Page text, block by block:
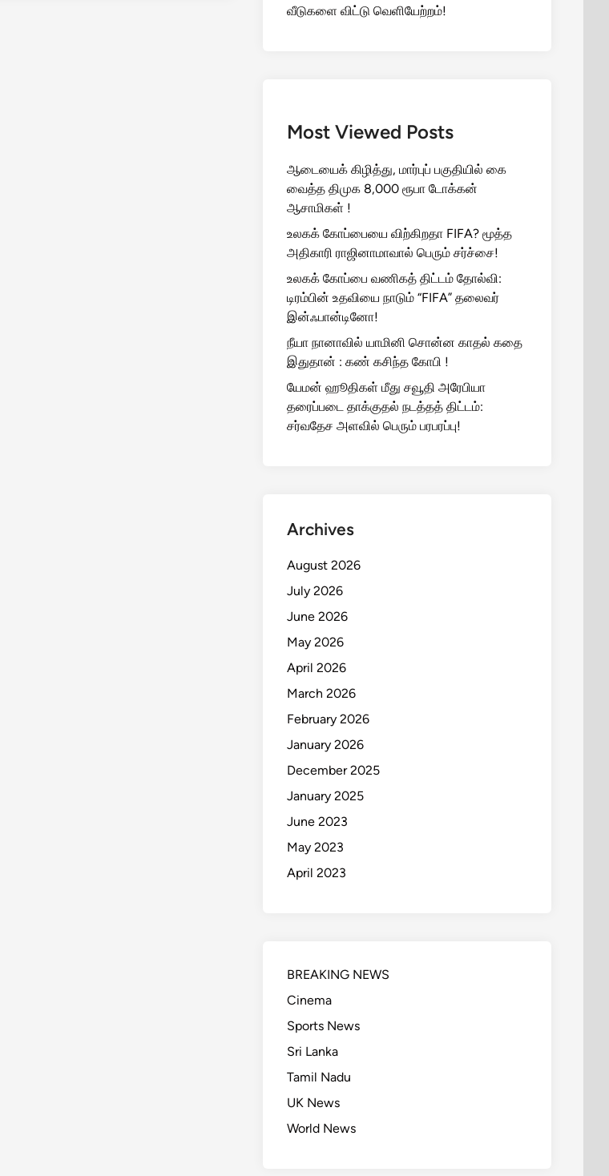
வீடுகளை விட்டு வெளியேற்றம்!
Most Viewed Posts
ஆடையைக் கிழித்து, மார்புப் பகுதியில் கை
வைத்த திமுக 8,000 ரூபா டோக்கன்
ஆசாமிகள் !
உலகக் கோப்பையை விற்கிறதா FIFA? மூத்த
அதிகாரி ராஜினாமாவால் பெரும் சர்ச்சை!
உலகக் கோப்பை வணிகத் திட்டம் தோல்வி:
டிரம்பின் உதவியை நாடும் “FIFA” தலைவர்
இன்ஃபான்டினோ!
நீயா நானாவில் யாமினி சொன்ன காதல் கதை
இதுதான் : கண் கசிந்த கோபி !
யேமன் ஹூதிகள் மீது சவூதி அரேபியா
தரைப்படை தாக்குதல் நடத்தத் திட்டம்:
சர்வதேச அளவில் பெரும் பரபரப்பு!
Archives
August 2026
July 2026
June 2026
May 2026
April 2026
March 2026
February 2026
January 2026
December 2025
January 2025
June 2023
May 2023
April 2023
BREAKING NEWS
Cinema
Sports News
Sri Lanka
Tamil Nadu
UK News
World News